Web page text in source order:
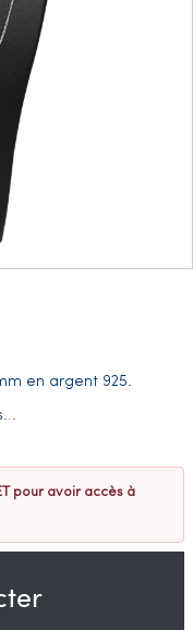
en argent 925.
…
pour avoir accès à